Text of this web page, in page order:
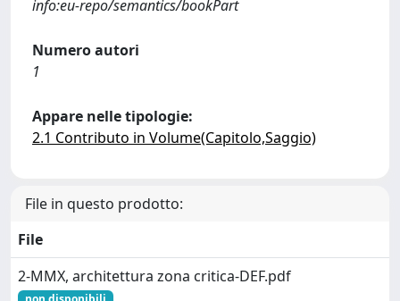
info:eu-repo/semantics/bookPart
Numero autori
1
Appare nelle tipologie:
2.1 Contributo in Volume(Capitolo,Saggio)
File in questo prodotto:
File
2-MMX, architettura zona critica-DEF.pdf